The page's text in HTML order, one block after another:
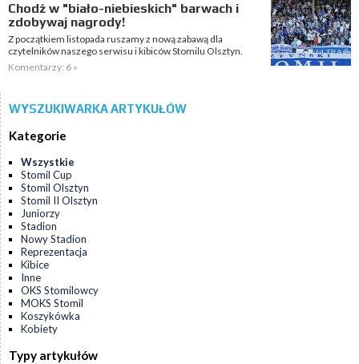
Chodź w "biało-niebieskich" barwach i
zdobywaj nagrody!
Z początkiem listopada ruszamy z nową zabawą dla
czytelników naszego serwisu i kibiców Stomilu Olsztyn.
Komentarzy: 6 »
WYSZUKIWARKA ARTYKUŁÓW
Kategorie
Wszystkie
Stomil Cup
Stomil Olsztyn
Stomil II Olsztyn
Juniorzy
Stadion
Nowy Stadion
Reprezentacja
Kibice
Inne
OKS Stomilowcy
MOKS Stomil
Koszykówka
Kobiety
Typy artykułów